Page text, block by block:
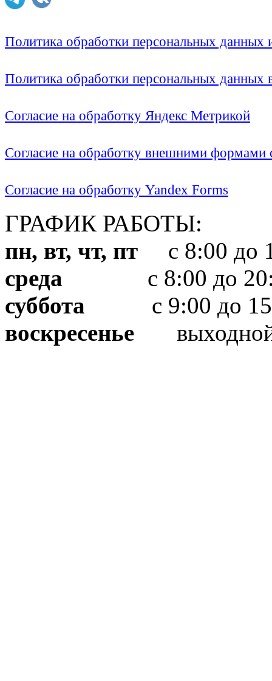
Политика обработки персональных
Политика обработки персональных
Согласие на обработку Яндекс Метрикой
Согласие на обработку внешними формами
Согласие на обработку Yandex Forms
ГРАФИК РАБОТЫ:
пн, вт, чт, пт с 8:00 до
среда с 8:00 до
суббота с 9:00 до
воскресенье